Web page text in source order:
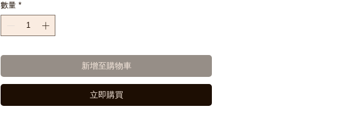
數量 *
新增至購物車
立即購買